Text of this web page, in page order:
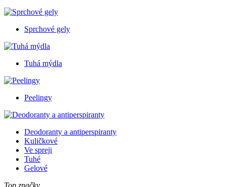
Sprchové gely
Tuhá mýdla
Peelingy
Deodoranty a antiperspiranty
Kuličkové
Ve spreji
Tuhé
Gelové